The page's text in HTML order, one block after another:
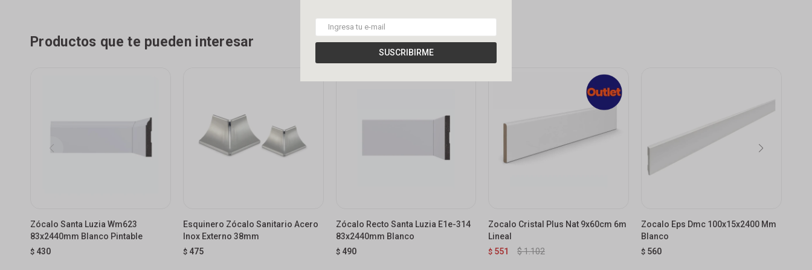
SUSCRIBIRME
Productos que te pueden interesar
Zócalo Santa Luzia Wm623
83x2440mm Blanco Pintable
$ 430
Esquinero Zócalo Sanitario Acero
Inox Externo 38mm
$ 475
Zócalo Recto Santa Luzia E1e-314
83x2440mm Blanco
$ 490
Zocalo Cristal Plus Nat 9x60cm 6m
Lineal
$ 551 $1.102
Zocalo Eps Dmc 100x15x2400 Mm
Blanco
$ 560